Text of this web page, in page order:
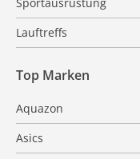
Lauftreffs
Top Marken
Aquazon
Asics